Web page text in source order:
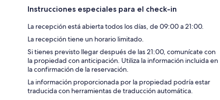
Instrucciones especiales para el check-in
La recepción está abierta todos los días, de 09:00 a 21:00.
La recepción tiene un horario limitado.
Si tienes previsto llegar después de las 21:00, comunícate con
la propiedad con anticipación. Utiliza la información incluida en
la confirmación de la reservación.
La información proporcionada por la propiedad podría estar
traducida con herramientas de traducción automática.